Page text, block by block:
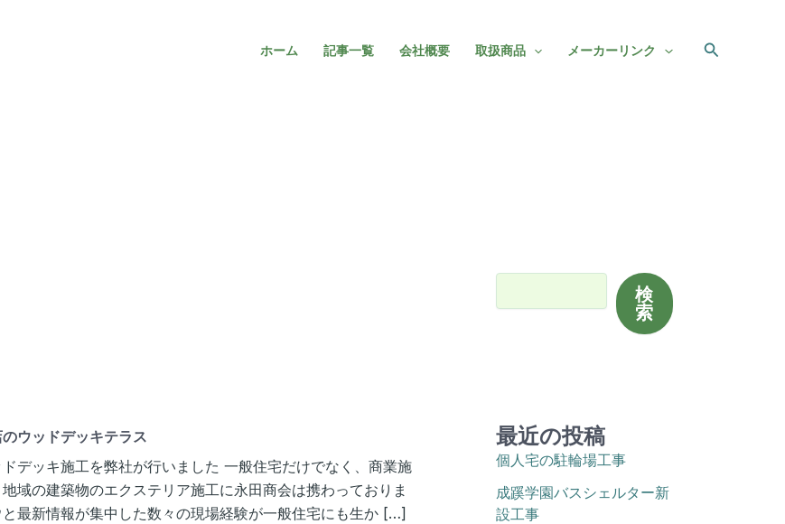
ホーム 記事一覧 会社概要 取扱商品 メーカーリンク
検
ウッドデッキテラス
デッキ施工を弊社が行いました 一般住宅だけでなく、商業施
域の建築物のエクステリア施工に永田商会は携わっておりま
最新情報が集中した数々の現場経験が一般住宅にも生か […]
検
索
最近の投稿
個人宅の駐輪場工事
成蹊学園バスシェルター新
設工事